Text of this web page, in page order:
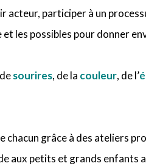
acteur, participer à un
et les possibles pour donner
sourires, de la couleur, de l’
chacun grâce à des ateliers
aux petits et grands enfants